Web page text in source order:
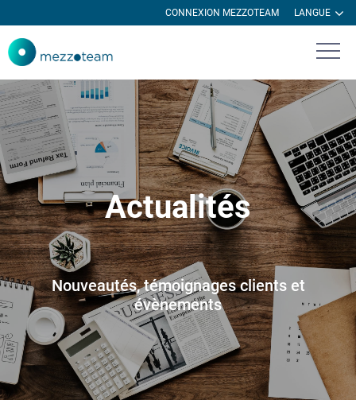
CONNEXION MEZZOTEAM LANGUE
Actualités
Nouveautés, témoignages clients et
évènements